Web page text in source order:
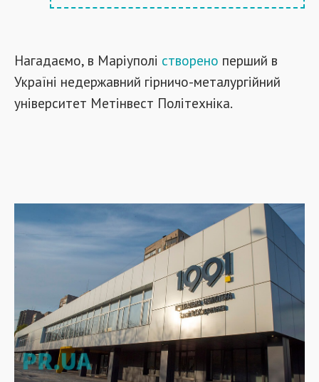
Нагадаємо, в Маріуполі створено перший в
Україні недержавний гірничо-металургійний
університет Метінвест Політехніка.